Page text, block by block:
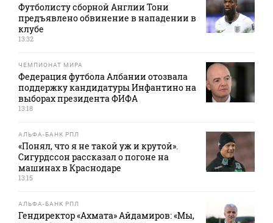
Футболисту сборной Англии Тони
предъявлено обвинение в нападении в
клубе
13:32
ЧЕМПИОНАТ МИРА
Федерация футбола Албании отозвала
поддержку кандидатуры Инфантино на
выборах президента ФИФА
13:18
АЛЬФА-БАНК РПЛ
«Понял, что я не такой уж и крутой».
Сигурдссон рассказал о погоне на
машинах в Краснодаре
13:15
АЛЬФА-БАНК РПЛ
Гендиректор «Ахмата» Айдамиров: «Мы,